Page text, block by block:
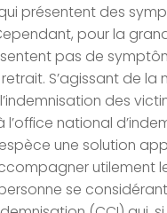
présentent des
pour la
pas de
S’agissant de la
des
national
une solution
utilement
se